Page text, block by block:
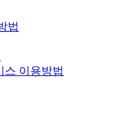
법
스 이용방법